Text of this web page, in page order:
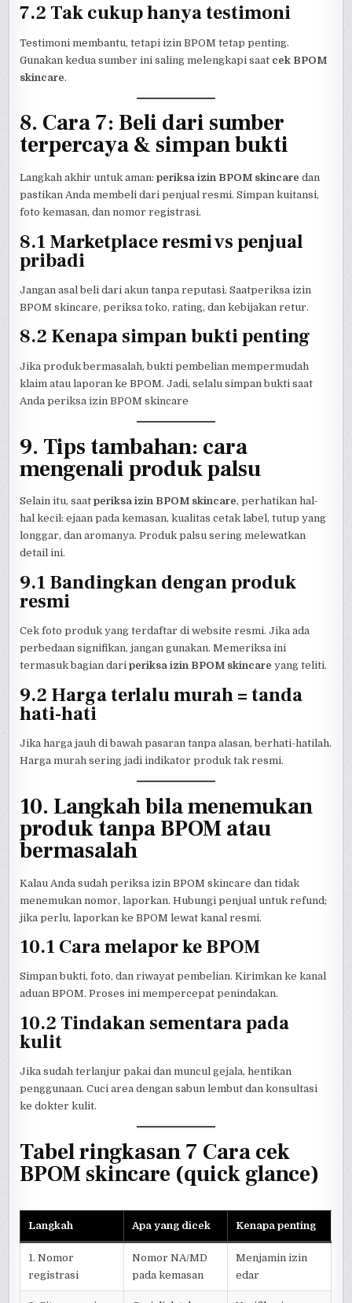
7.2 Tak cukup hanya testimoni
Testimoni membantu, tetapi izin BPOM tetap penting.
Gunakan kedua sumber ini saling melengkapi saat cek BPOM
skincare.
8. Cara 7: Beli dari sumber
terpercaya & simpan bukti
Langkah akhir untuk aman:periksa izin BPOM skincare dan
pastikan Anda membeli dari penjual resmi. Simpan kuitansi,
foto kemasan, dan nomor registrasi.
8.1 Marketplace resmi vs penjual
pribadi
Jangan asal beli dari akun tanpa reputasi. Saatperiksa izin
BPOM skincare, periksa toko, rating, dan kebijakan retur.
8.2 Kenapa simpan bukti penting
Jika produk bermasalah, bukti pembelian mempermudah
klaim atau laporan ke BPOM. Jadi, selalu simpan bukti saat
Anda periksa izin BPOM skincare
9. Tips tambahan: cara
mengenali produk palsu
Selain itu, saatperiksa izin BPOM skincare, perhatikan hal-
hal kecil: ejaan pada kemasan, kualitas cetak label, tutup yang
longgar, dan aromanya. Produk palsu sering melewatkan
detail ini.
9.1 Bandingkan dengan produk
resmi
Cek foto produk yang terdaftar di website resmi. Jika ada
perbedaan signifikan, jangan gunakan. Memeriksa ini
termasuk bagian dariperiksa izin BPOM skincare yang teliti.
9.2 Harga terlalu murah = tanda
hati-hati
Jika harga jauh di bawah pasaran tanpa alasan, berhati-hatilah.
Harga murah sering jadi indikator produk tak resmi.
10. Langkah bila menemukan
produk tanpa BPOM atau
bermasalah
Kalau Anda sudah periksa izin BPOM skincare dan tidak
menemukan nomor, laporkan. Hubungi penjual untuk refund;
jika perlu, laporkan ke BPOM lewat kanal resmi.
10.1 Cara melapor ke BPOM
Simpan bukti, foto, dan riwayat pembelian. Kirimkan ke kanal
aduan BPOM. Proses ini mempercepat penindakan.
10.2 Tindakan sementara pada
kulit
Jika sudah terlanjur pakai dan muncul gejala, hentikan
penggunaan. Cuci area dengan sabun lembut dan konsultasi
ke dokter kulit.
Tabel ringkasan 7 Cara cek
BPOM skincare (quick glance)
Langkah Apa yang dicek Kenapa penting
1. Nomor
registrasi
Nomor NA/MD
pada kemasan
Menjamin izin
edar